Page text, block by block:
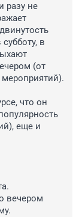
разу не
в
(от
что он
еще и
вечером